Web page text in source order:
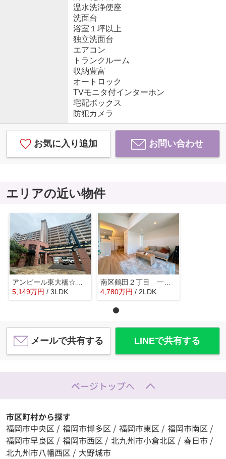
温水洗浄便座
洗面台
浴室１坪以上
独立洗面台
エアコン
トランクルーム
収納豊富
オートロック
TVモニタ付インターホン
宅配ボックス
防犯カメラ
お気に入り追加 お問い合わせ
エリアの近い物件
5,149万円 / 3LDK
南区鶴田２丁目 一戸建☆仲介手数料無料☆
4,780万円 / 2LDK
メールで共有する LINEで共有する
ページトップへ
市区町村から探す
福岡市中央区 / 福岡市博多区 / 福岡市東区 / 福岡市南区 /
福岡市早良区 / 福岡市西区 / 北九州市小倉北区 / 春日市 /
北九州市八幡西区 / 大野城市